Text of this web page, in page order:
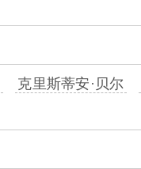
克里斯蒂安·贝尔